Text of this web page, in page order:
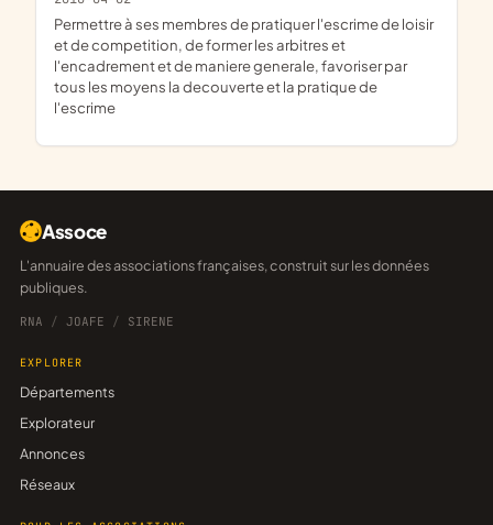
permettre à ses membres de pratiquer l'escrime de loisir
et de competition, de former les arbitres et
l'encadrement et de maniere generale, favoriser par
tous les moyens la decouverte et la pratique de
l'escrime
Assoce
L'annuaire des associations françaises, construit sur les données
publiques.
RNA / JOAFE / SIRENE
EXPLORER
Départements
Explorateur
Annonces
Réseaux